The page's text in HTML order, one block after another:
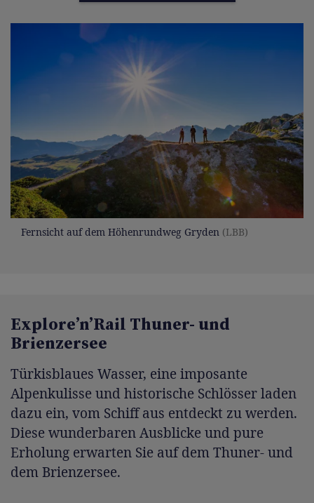
Fernsicht auf dem Höhenrundweg Gryden (LBB)
Explore’n’Rail Thuner- und
Brienzersee
Türkisblaues Wasser, eine imposante
Alpenkulisse und historische Schlösser laden
dazu ein, vom Schiff aus entdeckt zu werden.
Diese wunderbaren Ausblicke und pure
Erholung erwarten Sie auf dem Thuner- und
dem Brienzersee.